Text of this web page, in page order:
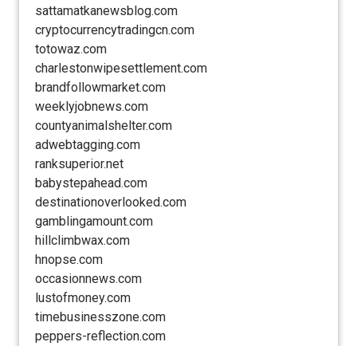
sattamatkanewsblog.com
cryptocurrencytradingcn.com
totowaz.com
charlestonwipesettlement.com
brandfollowmarket.com
weeklyjobnews.com
countyanimalshelter.com
adwebtagging.com
ranksuperior.net
babystepahead.com
destinationoverlooked.com
gamblingamount.com
hillclimbwax.com
hnopse.com
occasionnews.com
lustofmoney.com
timebusinesszone.com
peppers-reflection.com